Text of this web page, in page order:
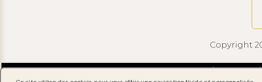
Copyright
MENTIONS LÉGALES SE